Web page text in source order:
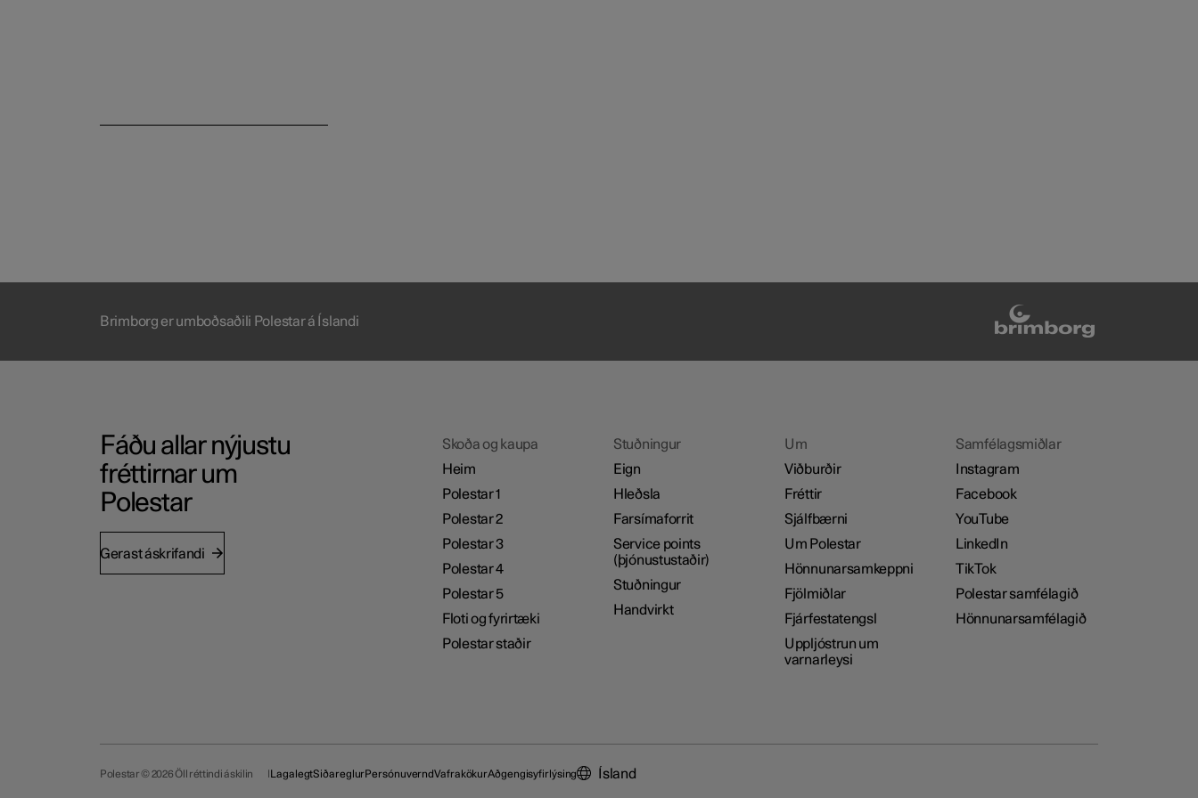
Brimborg er umboðsaðili Polestar á Íslandi
Fáðu allar nýjustu
fréttirnar um
Polestar
Gerast áskrifandi
Skoða og kaupa
Heim
Polestar 1
Polestar 2
Polestar 3
Polestar 4
Polestar 5
Floti og fyrirtæki
Polestar staðir
Stuðningur
Eign
Hleðsla
Farsímaforrit
Service points
(þjónustustaðir)
Stuðningur
Handvirkt
Um
Viðburðir
Fréttir
Sjálfbærni
Um Polestar
Hönnunarsamkeppni
Fjölmiðlar
Fjárfestatengsl
Uppljóstrun um
varnarleysi
Samfélagsmiðlar
Instagram
Facebook
YouTube
LinkedIn
TikTok
Polestar samfélagið
Hönnunarsamfélagið
Polestar © 2026 Öll réttindi áskilin LagalegtSiðareglurPersónuverndVafrakökurAðgengisyfirlýsing Ísland